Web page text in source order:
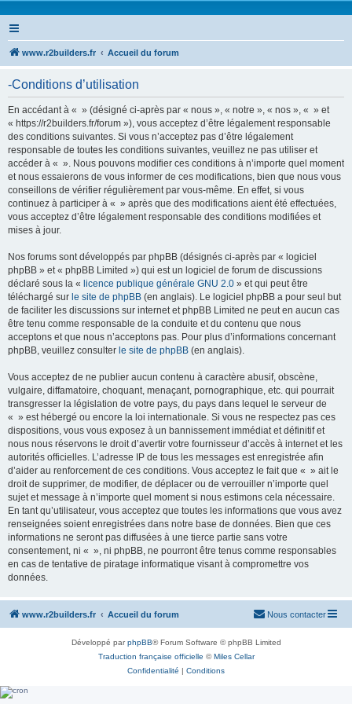
www.r2builders.fr Accueil du forum
-Conditions d’utilisation
En accédant à « » (désigné ci-après par « nous », « notre », « nos », « » et
« https://r2builders.fr/forum »), vous acceptez d’être légalement responsable
des conditions suivantes. Si vous n’acceptez pas d’être légalement
responsable de toutes les conditions suivantes, veuillez ne pas utiliser et
accéder à « ». Nous pouvons modifier ces conditions à n’importe quel moment
et nous essaierons de vous informer de ces modifications, bien que nous vous
conseillons de vérifier régulièrement par vous-même. En effet, si vous
continuez à participer à « » après que des modifications aient été effectuées,
vous acceptez d’être légalement responsable des conditions modifiées et
mises à jour.
Nos forums sont développés par phpBB (désignés ci-après par « logiciel
phpBB » et « phpBB Limited ») qui est un logiciel de forum de discussions
déclaré sous la « licence publique générale GNU 2.0 » et qui peut être
téléchargé sur le site de phpBB (en anglais). Le logiciel phpBB a pour seul but
de faciliter les discussions sur internet et phpBB Limited ne peut en aucun cas
être tenu comme responsable de la conduite et du contenu que nous
acceptons et que nous n’acceptons pas. Pour plus d’informations concernant
phpBB, veuillez consulter le site de phpBB (en anglais).
Vous acceptez de ne publier aucun contenu à caractère abusif, obscène,
vulgaire, diffamatoire, choquant, menaçant, pornographique, etc. qui pourrait
transgresser la législation de votre pays, du pays dans lequel le serveur de
« » est hébergé ou encore la loi internationale. Si vous ne respectez pas ces
dispositions, vous vous exposez à un bannissement immédiat et définitif et
nous nous réservons le droit d’avertir votre fournisseur d’accès à internet et les
autorités officielles. L’adresse IP de tous les messages est enregistrée afin
d’aider au renforcement de ces conditions. Vous acceptez le fait que « » ait le
droit de supprimer, de modifier, de déplacer ou de verrouiller n’importe quel
sujet et message à n’importe quel moment si nous estimons cela nécessaire.
En tant qu’utilisateur, vous acceptez que toutes les informations que vous avez
renseignées soient enregistrées dans notre base de données. Bien que ces
informations ne seront pas diffusées à une tierce partie sans votre
consentement, ni « », ni phpBB, ne pourront être tenus comme responsables
en cas de tentative de piratage informatique visant à compromettre vos
données.
www.r2builders.fr Accueil du forum Nous contacter
Développé parphpBB® Forum Software © phpBB Limited
Traduction française officielle ©Miles Cellar
Confidentialité | Conditions